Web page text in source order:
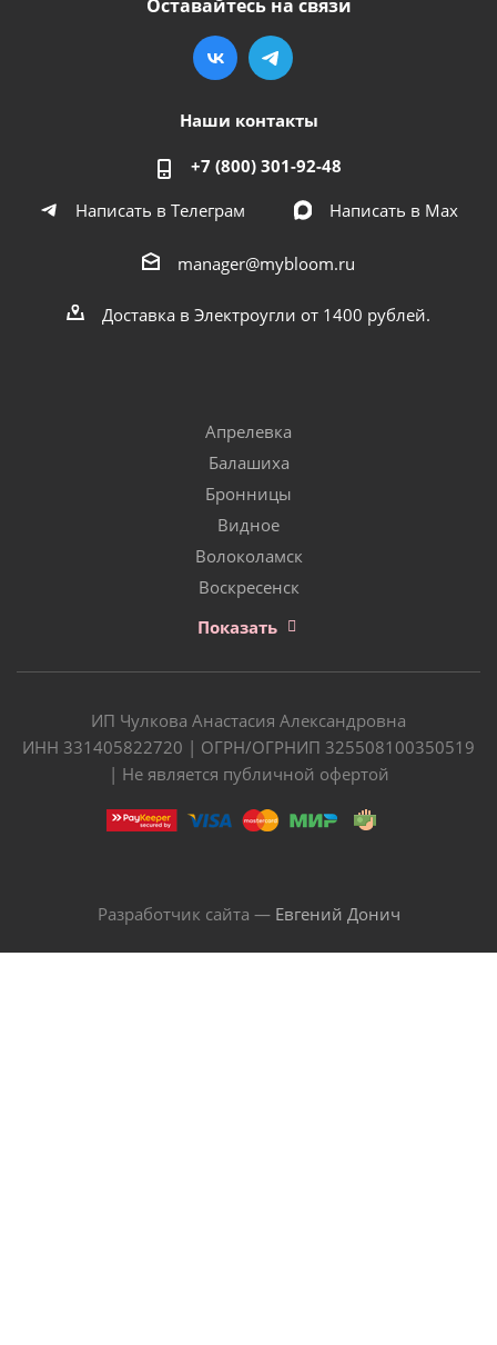
Оставайтесь на связи
Наши контакты
+7 (800) 301-92-48
Написать в Телеграм
Написать в Мах
manager@mybloom.ru
Доставка в Электроугли от 1400 рублей.
Апрелевка
Балашиха
Бронницы
Видное
Волоколамск
Воскресенск
Показать
ИП Чулкова Анастасия Александровна
ИНН 331405822720 | ОГРН/ОГРНИП 325508100350519
| Не является публичной офертой
Разработчик сайта — Евгений Донич